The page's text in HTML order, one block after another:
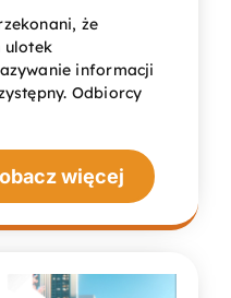
że
ulotek
informacji
Odbiorcy
więcej